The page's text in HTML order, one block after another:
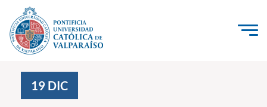
Click acá para ir directamente al contenido
Investigación, Creación e Innovación
19 DIC